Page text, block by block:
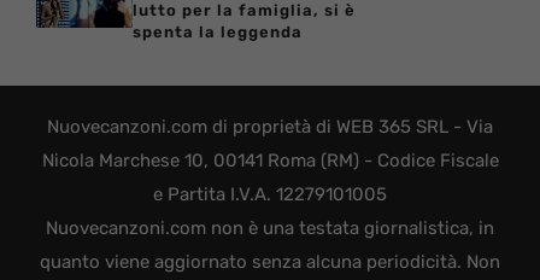
lutto per la famiglia, si è
spenta la leggenda
Nuovecanzoni.com di proprietà di WEB 365 SRL - Via
Nicola Marchese 10, 00141 Roma (RM) - Codice Fiscale
e Partita I.V.A. 12279101005
Nuovecanzoni.com non è una testata giornalistica, in
quanto viene aggiornato senza alcuna periodicità. Non